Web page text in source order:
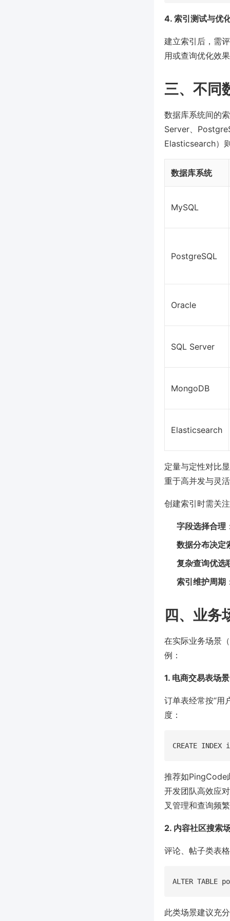
4. 索引测试与优
建立索引后，需
用或查询优化效
三、不同
数据库系统间的
Server、
Elasticsearch）
数据库系统
MySQL
PostgreSQL
Oracle
SQL Server
MongoDB
Elasticsearch
定量与定性对比
重于高并发与灵
创建索引时需关
字段选择合理
数据分布决定
复杂查询优选
索引维护周期
四、业务
在实际业务场景
例：
1. 电商交易表场景
订单表经常按“用
度：
推荐如PingCode
开发团队高效应
叉管理和查询频
2. 内容社区搜索
评论、帖子类表
此类场景建议充